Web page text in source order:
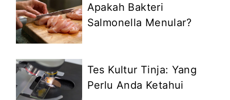
Apakah Bakteri
Salmonella Menular?
Tes Kultur Tinja: Yang
Perlu Anda Ketahui